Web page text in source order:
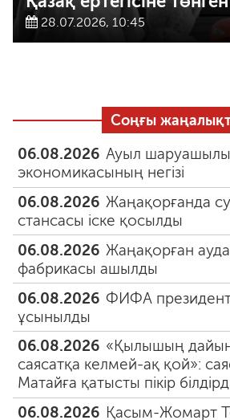
28.07.2026, 10:45
Соңғы
06.08.2026 Ауыл
экономикасының негізі
06.08.2026 Жаңақорғанда
стансасы іске қосылды
06.08.2026 Жаңақорған
фабрикасы ашылды
06.08.2026 ФИФА
ұсынылды
06.08.2026 «Қылышың
саясатқа келмей-ақ қой»:
Матайға қатысты пікір
06.08.2026 Қасым-Жомарт